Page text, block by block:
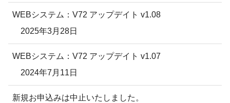
WEBシステム：V72 アップデイト v1.08
2025年3月28日
WEBシステム：V72 アップデイト v1.07
2024年7月11日
新規お申込みは中止いたしました。